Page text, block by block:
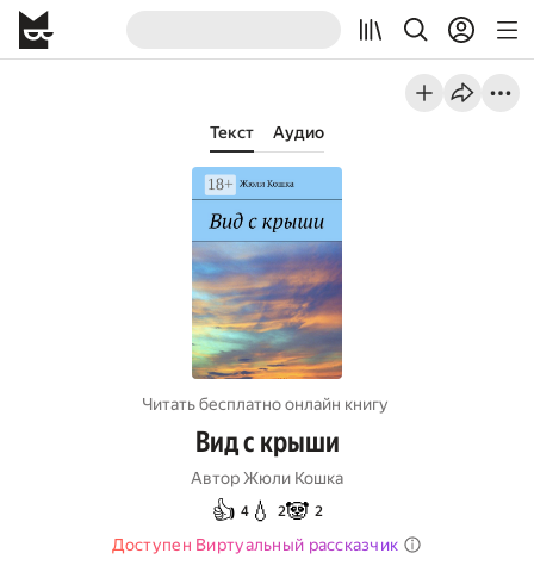
Текст Аудио
Читать бесплатно онлайн книгу
Вид с крыши
АвторЖюли Кошка
👍 4💧 2🐼 2
Доступен Виртуальный рассказчик